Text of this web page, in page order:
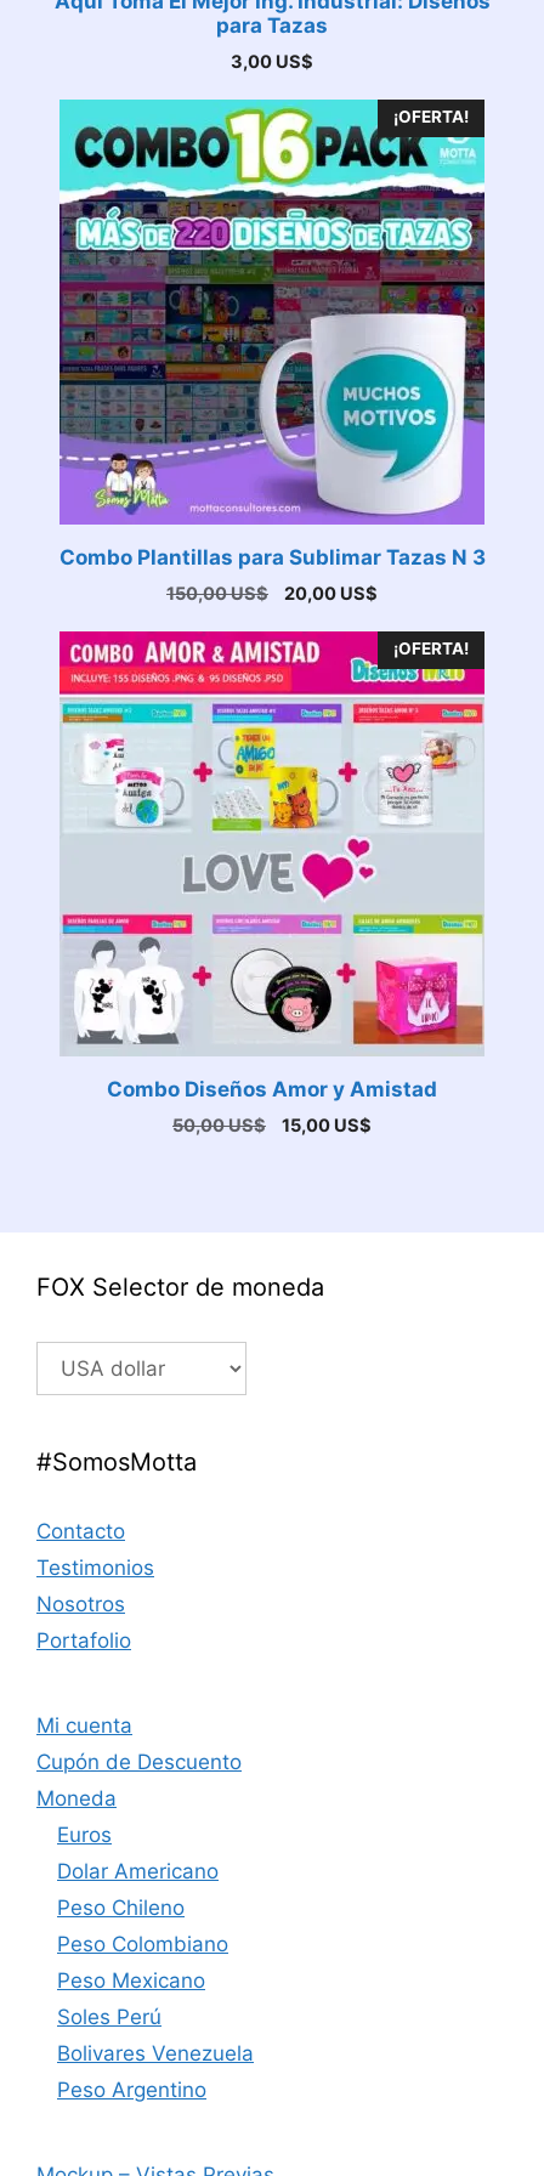
para Tazas
3,00 US$
¡OFERTA!
Combo Plantillas para Sublimar Tazas N 3
150,00US$
El
original
era:
150,00 US$.
20,00 US$
actual
es:
20,00 US$.
¡OFERTA!
Combo Diseños Amor y Amistad
50,00US$
El
15,00 US$
FOX Selector de moneda
#SomosMotta
Contacto
Testimonios
Nosotros
Portafolio
Mi cuenta
Cupón de Descuento
Moneda
Euros
Dolar Americano
Peso Chileno
Peso Colombiano
Peso Mexicano
Soles Perú
Bolivares Venezuela
Peso Argentino